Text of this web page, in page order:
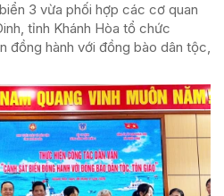
3 vừa phối hợp các cơ quan
tỉnh Khánh Hòa tổ chức
đồng hành với đồng bào dân tộc,